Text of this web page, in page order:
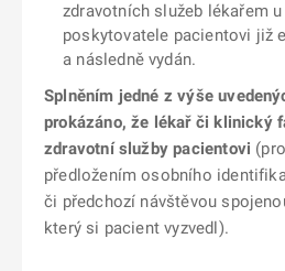
zdravotních služeb lékařem u
poskytovatele pacientovi již
a následně vydán.
Splněním jedné z výše
prokázáno, že lékař či klinický
zdravotní služby pacientovi
předložením osobního
či předchozí návštěvou
který si pacient vyzvedl).